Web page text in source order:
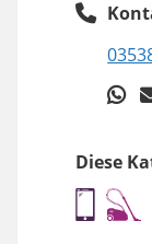
Diese